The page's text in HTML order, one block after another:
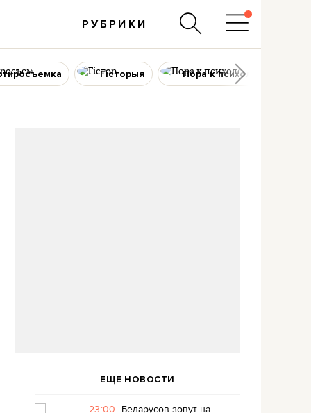
РУБРИКИ
Гісторыя Пора к психологу
ЕЩЕ НОВОСТИ
23:00 Беларусов зовут на